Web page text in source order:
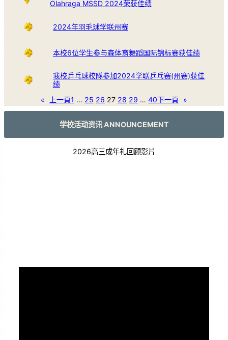
Olahraga MSSD 2024荣获佳绩
2024年羽毛球学联州赛
本校6位学生参与森体育舞蹈国际锦标赛获佳绩
我校乒乓球校隊参加2024学联乒乓赛(州赛)获佳
绩
«
上一頁1 … 25 26 27 28 29 … 40下一頁 »
学校活动资讯 ANNOUNCEMENT
2026高三成年礼回顾影片